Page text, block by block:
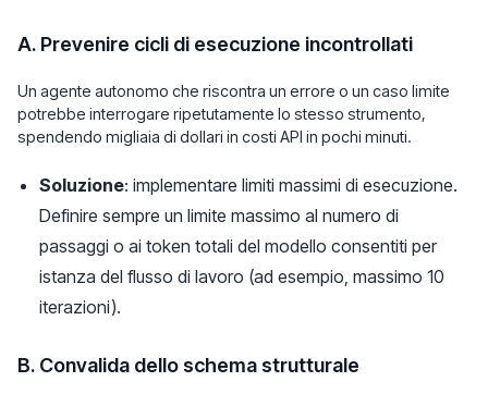
A. Prevenire cicli di esecuzione incontrollati
Un agente autonomo che riscontra un errore o un caso limite
potrebbe interrogare ripetutamente lo stesso strumento,
spendendo migliaia di dollari in costi API in pochi minuti.
Soluzione: implementare limiti massimi di esecuzione.
Definire sempre un limite massimo al numero di
passaggi o ai token totali del modello consentiti per
istanza del flusso di lavoro (ad esempio, massimo 10
iterazioni).
B. Convalida dello schema strutturale